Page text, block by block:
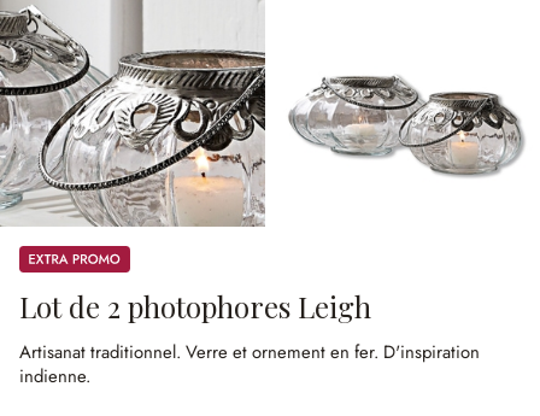
Promos
Lot de 2 photophores Leigh
Artisanat traditionnel. Verre et ornement en fer. D'inspiration
indienne.